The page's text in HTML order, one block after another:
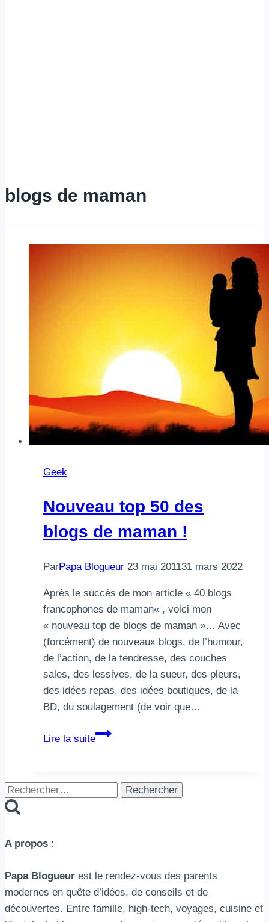
blogs de maman
Geek
Nouveau top 50 des
blogs de maman !
ParPapa Blogueur 23 mai 201131 mars 2022
Après le succès de mon article « 40 blogs
francophones de maman« , voici mon
« nouveau top de blogs de maman »… Avec
(forcément) de nouveaux blogs, de l’humour,
de l’action, de la tendresse, des couches
sales, des lessives, de la sueur, des pleurs,
des idées repas, des idées boutiques, de la
BD, du soulagement (de voir que…
Lire la suite
Nouveau
des
blogs
Rechercher :
A propos :
Papa Blogueur est le rendez-vous des parents
modernes en quête d’idées, de conseils et de
découvertes. Entre famille, high-tech, voyages, cuisine et